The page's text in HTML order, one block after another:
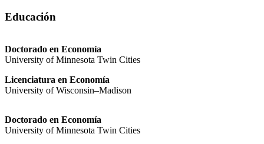
Educación
Doctorado en Economía
University of Minnesota Twin Cities
Licenciatura en Economía
University of Wisconsin–Madison
Doctorado en Economía
University of Minnesota Twin Cities